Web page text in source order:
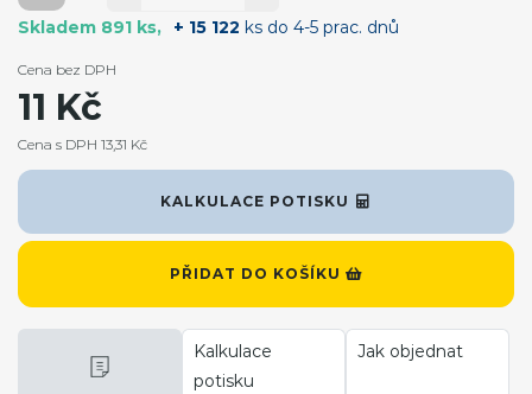
Skladem 891 ks + 15 122 ks do 4-5 prac. dnů
KALKULACE POTISKU
PŘIDAT DO KOŠÍKU
Cena bez DPH
11 Kč
Cena s DPH 13,31 Kč
Kalkulace
potisku
Jak objednat